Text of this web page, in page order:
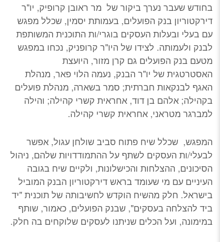
בחודש שעבר נערך ביקור של מר ראובן קרופיק, יו"ר
דירקטוריון בנק הפועלים, בעמותת יסמין, שכלל מפגש
עם בעלי ובעלות העסקים בוגרי/ות התוכנית המשותפת
לבנק ולעמותה. לצידו של היו"ר קרופניק, נכחו במפגש
מטעם בנק הפועלים גם קרן מזור, היועצת
האסטרטגית של יו"ר הבנק, נעמה הלוי פאר, מנהלת
האגף לבנקאות חברתית; סמר בשארה, מנהלת פועלים
בקהילה; אלהם בן דוד, אחראית קשרי קהילה; והילה
למברגר מטראני, אחראית קשרי קהילה.
המפגש, שכלל שיח פתוח סביב שולחן עגול, אפשר
לבעלי/ות העסקים לשתף על ההתמודדויות שלהם, ניהול
הסיכונים, ההצלחות והכישלונות, ולקיים שיח בגובה
העיניים עם מי שעומד בראש דירקטוריון הבנק המוביל
בישראל. חלק מהשיח הוקדש לחשיבותה של תוכנית "יד
ביד להצלחה בעסקים", שבנק הפועלים, כאמור, שותף
במימונה, ועל הכלים שניתנו לעסקים שלוקחים בה חלק.